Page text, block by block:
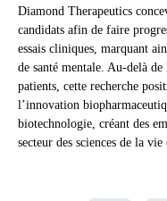
Diamond Therapeutics
candidats afin de faire
essais cliniques, marquant
de santé mentale. Au-delà
patients, cette recherche
l’innovation
biotechnologie, créant des
secteur des sciences de la